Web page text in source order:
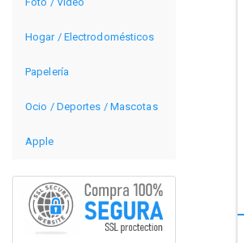
Hogar / Electrodomésticos
Papelería
Ocio / Deportes / Mascotas
Apple